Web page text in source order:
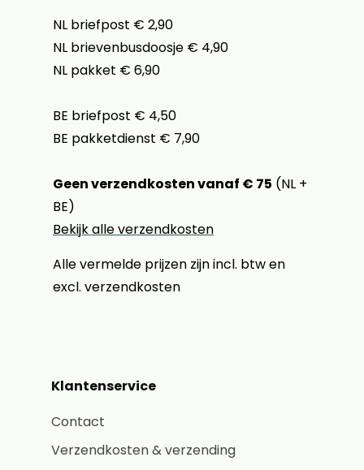
NL briefpost € 2,90
NL brievenbusdoosje € 4,90
NL pakket € 6,90
BE briefpost € 4,50
BE pakketdienst € 7,90
Geen verzendkosten vanaf € 75 (NL +
BE)
Bekijk alle verzendkosten
Alle vermelde prijzen zijn incl. btw en
excl. verzendkosten
Klantenservice
Contact
Verzendkosten & verzending